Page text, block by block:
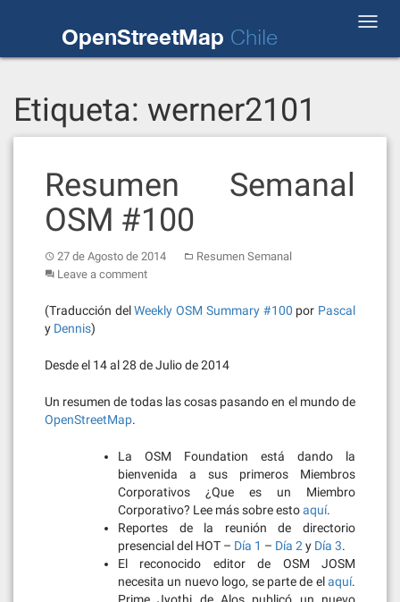
OpenStreetMap Chile
Etiqueta: werner2101
Resumen Semanal
OSM #100
27 de Agosto de 2014
Resumen Semanal
Leave a comment
(Traducción delWeekly OSM Summary #100 por Pascal
y Dennis)
Desde el 14 al 28 de Julio de 2014
Un resumen de todas las cosas pasando en el mundo de
OpenStreetMap.
La OSM Foundation está dando la
bienvenida a sus primeros Miembros
Corporativos ¿Que es un Miembro
Corporativo? Lee más sobre estoaquí.
Reportes de la reunión de directorio
presencial del HOT – Día 1 – Día 2 y Día 3.
El reconocido editor de OSM JOSM
necesita un nuevo logo, se parte de elaquí.